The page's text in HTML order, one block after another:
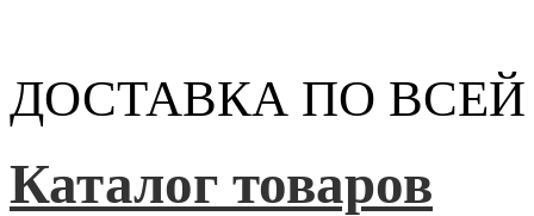
ДОСТАВКА ПО
Каталог товаров